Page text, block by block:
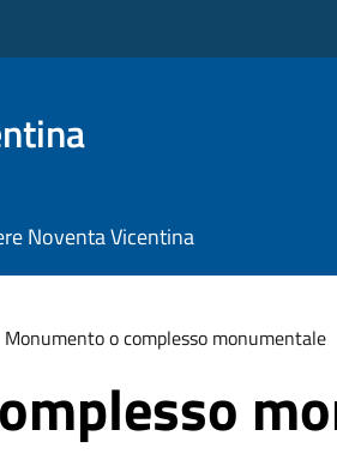
Noventa Vicentina
Monumento o complesso monumentale